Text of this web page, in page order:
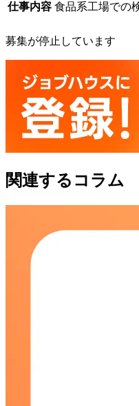
仕事内容 食品系工場での
募集が停止しています
関連するコラム